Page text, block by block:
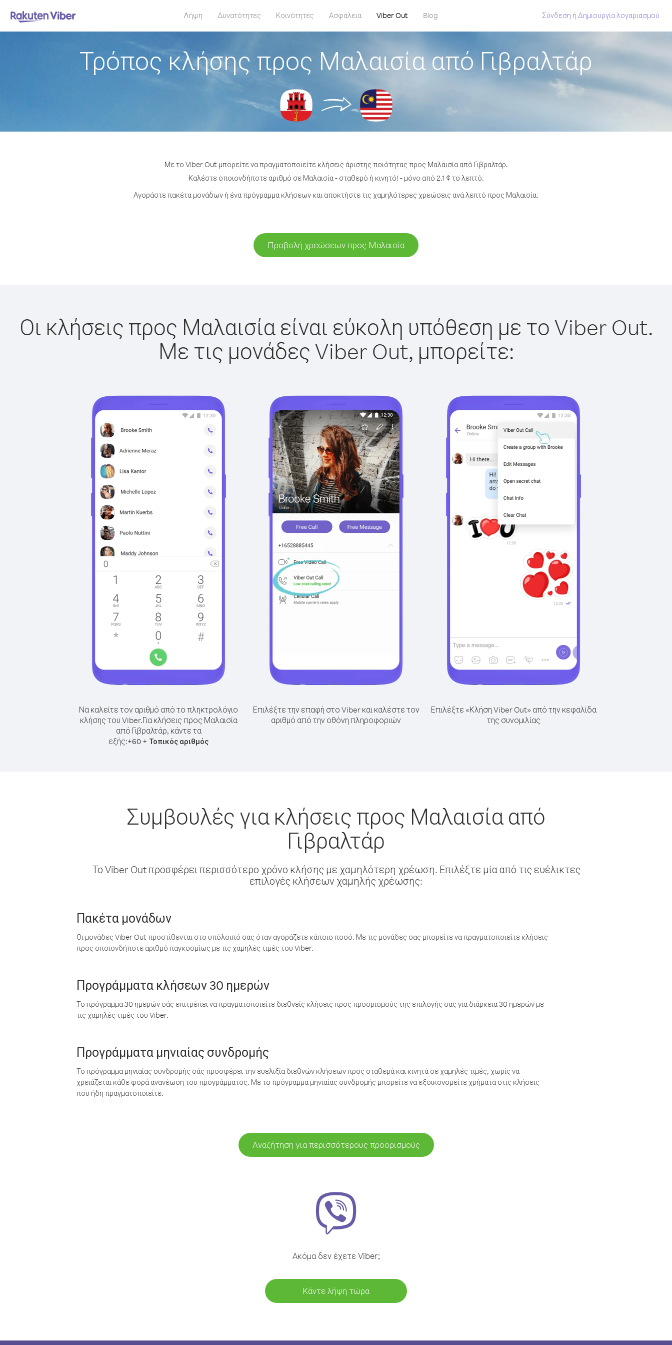
Λήψη Δυνατότητες Κοινότητες Ασφάλεια Viber Out Blog Σύνδεση ή Δημιουργία λογαριασμού
Τρόπος κλήσης προς Μαλαισία από Γιβραλτάρ
Με το Viber Out μπορείτε να πραγματοποιείτε κλήσεις άριστης ποιότητας προς Μαλαισία από Γιβραλτάρ.
Καλέστε οποιονδήποτε αριθμό σε Μαλαισία - σταθερό ή κινητό! - μόνο από 2.1 ¢ το λεπτό.
Αγοράστε πακέτα μονάδων ή ένα πρόγραμμα κλήσεων και αποκτήστε τις χαμηλότερες χρεώσεις ανά λεπτό προς Μαλαισία.
Προβολή χρεώσεων προς Μαλαισία
Οι κλήσεις προς Μαλαισία είναι εύκολη υπόθεση με το Viber Out.
Με τις μονάδες Viber Out, μπορείτε:
Να καλείτε τον αριθμό από το πληκτρολόγιο
κλήσης του Viber.Για κλήσεις προς Μαλαισία
από Γιβραλτάρ, κάντε τα
εξής:+60 + Τοπικός αριθμός
Επιλέξτε την επαφή στο Viber και καλέστε τον
αριθμό από την οθόνη πληροφοριών
Επιλέξτε «Κλήση Viber Out» από την κεφαλίδα
της συνομιλίας
Συμβουλές για κλήσεις προς Μαλαισία από
Γιβραλτάρ
Το Viber Out προσφέρει περισσότερο χρόνο κλήσης με χαμηλότερη χρέωση. Επιλέξτε μία από τις ευέλικτες
επιλογές κλήσεων χαμηλής χρέωσης:
Πακέτα μονάδων
Οι μονάδες Viber Out προστίθενται στο υπόλοιπό σας όταν αγοράζετε κάποιο ποσό. Με τις μονάδες σας μπορείτε να πραγματοποιείτε κλήσεις
προς οποιονδήποτε αριθμό παγκοσμίως με τις χαμηλές τιμές του Viber.
Προγράμματα κλήσεων 30 ημερών
Το πρόγραμμα 30 ημερών σάς επιτρέπει να πραγματοποιείτε διεθνείς κλήσεις προς προορισμούς της επιλογής σας για διάρκεια 30 ημερών με
τις χαμηλές τιμές του Viber.
Προγράμματα μηνιαίας συνδρομής
Το πρόγραμμα μηνιαίας συνδρομής σάς προσφέρει την ευελιξία διεθνών κλήσεων προς σταθερά και κινητά σε χαμηλές τιμές, χωρίς να
χρειάζεται κάθε φορά ανανέωση του προγράμματος. Με το πρόγραμμα μηνιαίας συνδρομής μπορείτε να εξοικονομείτε χρήματα στις κλήσεις
που ήδη πραγματοποιείτε.
Αναζήτηση για περισσότερους προορισμούς
Ακόμα δεν έχετε Viber;
Κάντε λήψη τώρα